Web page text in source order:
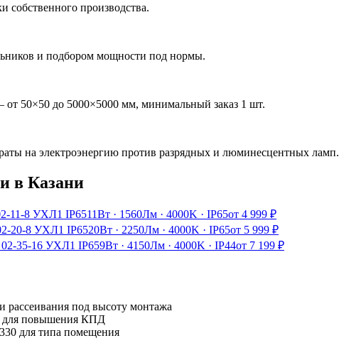
собственного производства.
и подбором мощности под нормы.
50×50 до 5000×5000 мм, минимальный заказ 1 шт.
на электроэнергию против разрядных и люминесцентных ламп.
в Казани
11-8 УХЛ1 IP6511Вт · 1560Лм · 4000K · IP65от 4 999 ₽
20-8 УХЛ1 IP6520Вт · 2250Лм · 4000K · IP65от 5 999 ₽
35-16 УХЛ1 IP659Вт · 4150Лм · 4000K · IP44от 7 199 ₽
рассеивания под высоту монтажа
для повышения КПД
для типа помещения